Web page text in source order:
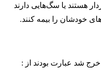
هستند یا سگ‌هایی دارند
خودشان را بیمه کنند.
شد عبارت بودند از :